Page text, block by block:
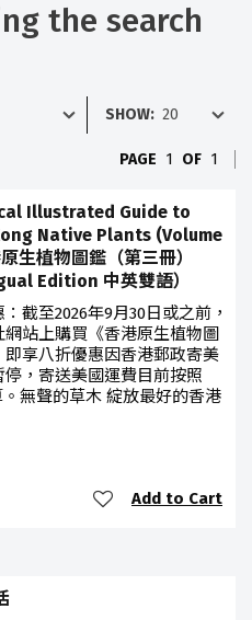
the search
SHOW:
PAGE 1 OF 1
Illustrated Guide to
Native Plants (Volume
生植物圖鑑（第三冊）
Edition 中英雙語）
截至2026年9月30日或之前，
網站上購買《香港原生植物圖
享八折優惠因香港郵政寄美
停，寄送美國運費目前按照
。無聲的草木 綻放最好的香港
Add to Cart